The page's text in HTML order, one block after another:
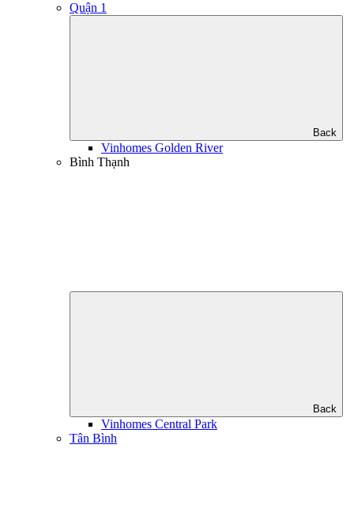
Quận 1
Back
Vinhomes Golden River
Bình Thạnh
Back
Vinhomes Central Park
Tân Bình